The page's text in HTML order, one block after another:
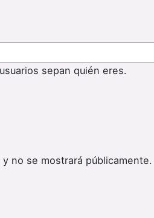
sepan quién eres.
no se mostrará públicamente.